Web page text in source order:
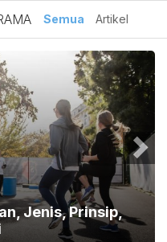
Semua Artikel
Jenis, Prinsip,